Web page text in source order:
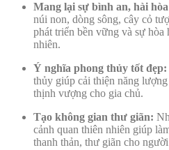
Mang lại sự bình an, hài
núi non, dòng sông, cây cỏ
phát triển bền vững và sự
nhiên.
Ý nghĩa phong thủy tốt đẹp:
thủy giúp cải thiện năng
thịnh vượng cho gia chủ.
Tạo không gian thư giãn:
cảnh quan thiên nhiên giúp
thanh thản, thư giãn cho